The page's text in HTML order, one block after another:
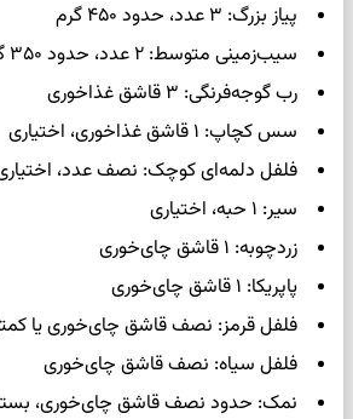
پیاز بزرگ: ۳ عدد، حدود ۴۵۰ گرم
سیب‌زمینی متوسط: ۲ عدد، حدود ۳۵۰ گرم، اختیاری
رب گوجه‌فرنگی: ۳ قاشق غذاخوری
سس کچاپ: ۱ قاشق غذاخوری، اختیاری
فلفل دلمه‌ای کوچک: نصف عدد،
سیر: ۱ حبه، اختیاری
زردچوبه: ۱ قاشق چای‌خوری
پاپریکا: ۱ قاشق چای‌خوری
فلفل قرمز: نصف قاشق چای‌خوری یا
فلفل سیاه: نصف قاشق چای‌خوری
نمک: حدود نصف قاشق چای‌خوری،